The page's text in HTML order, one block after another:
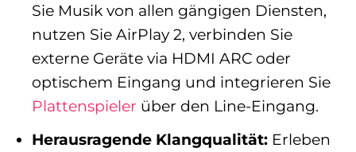
Sie Musik von allen gängigen Diensten,
nutzen Sie AirPlay 2, verbinden Sie
externe Geräte via HDMI ARC oder
optischem Eingang und integrieren Sie
Plattenspieler über den Line-Eingang.
Herausragende Klangqualität:Erleben